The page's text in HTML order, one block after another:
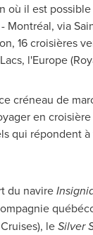
il est
Montréal, via
, 16 croisières
l'Europe
créneau de
en
qui répondent
du navire
leSilver